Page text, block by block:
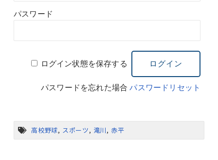
パスワード
ログイン状態を保存する
パスワードを忘れた場合パスワードリセット
高校野球, スポーツ, 滝川, 赤平